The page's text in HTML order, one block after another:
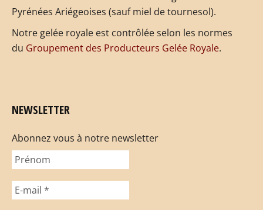
Pyrénées Ariégeoises (sauf miel de tournesol).
Notre gelée royale est contrôlée selon les normes
du Groupement des Producteurs Gelée Royale.
NEWSLETTER
Abonnez vous à notre newsletter